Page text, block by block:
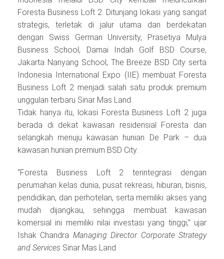
Foresta Business Loft 2. Ditunjang lokasi yang sangat
strategis, terletak di jalur utama dan berdekatan
dengan Swiss German University, Prasetiya Mulya
Business School, Damai Indah Golf BSD Course,
Jakarta Nanyang School, The Breeze BSD City serta
Indonesia International Expo (IIE) membuat Foresta
Business Loft 2 menjadi salah satu produk premium
unggulan terbaru Sinar Mas Land.
Tidak hanya itu, lokasi Foresta Business Loft 2 juga
berada di dekat kawasan residensial Foresta dan
selangkah menuju kawasan hunian De Park – dua
kawasan hunian premium BSD City.
“Foresta Business Loft 2 terintegrasi dengan
perumahan kelas dunia, pusat rekreasi, hiburan, bisnis,
pendidikan, dan perhotelan, serta memiliki akses yang
mudah dijangkau, sehingga membuat kawasan
komersial ini memiliki nilai investasi yang tinggi,” ujar
Ishak Chandra Managing Director Corporate Strategy
and Services Sinar Mas Land